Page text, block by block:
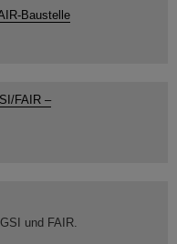
Baustelle
FAIR –
und FAIR.